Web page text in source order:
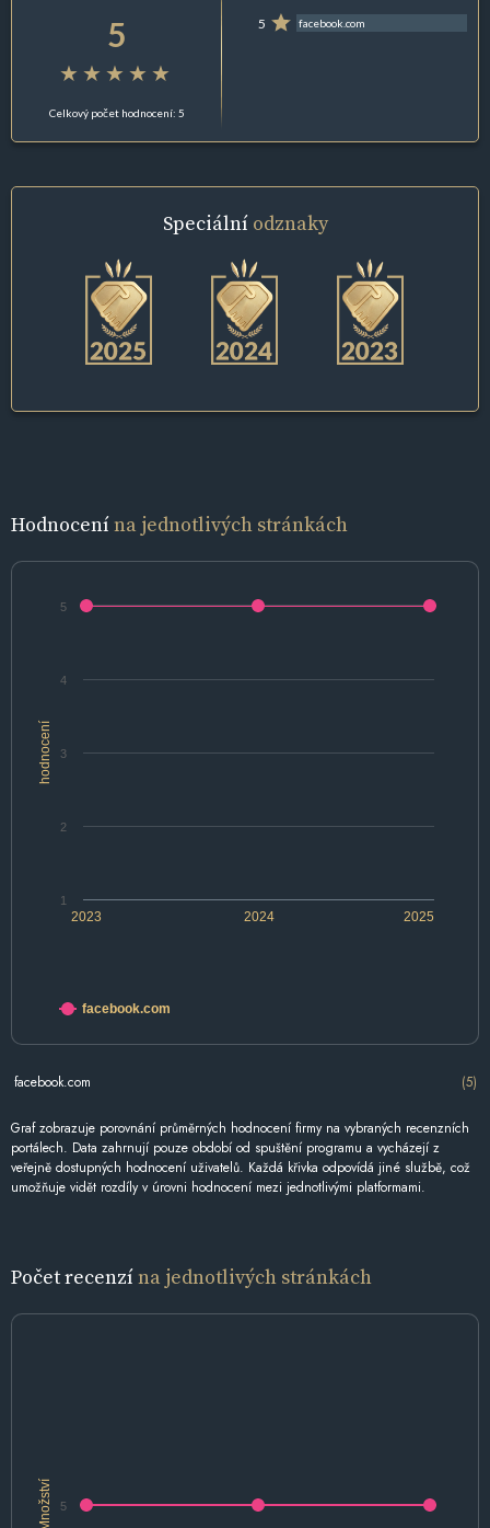
5
Celkový počet hodnocení: 5
5 facebook.com
Speciální odznaky
Hodnocenína jednotlivých stránkách
hodnocení
2023 2024 2025
1
2
3
4
5
facebook.com
facebook.com (5)
Graf zobrazuje porovnání průměrných hodnocení firmy na vybraných recenzních
portálech. Data zahrnují pouze období od spuštění programu a vycházejí z
veřejně dostupných hodnocení uživatelů. Každá křivka odpovídá jiné službě, což
umožňuje vidět rozdíly v úrovni hodnocení mezi jednotlivými platformami.
Počet recenzína jednotlivých stránkách
Množství 5